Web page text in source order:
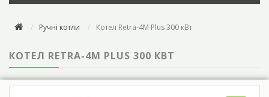
Ручні котли Котел Retra-4М Plus 300 кВт
КОТЕЛ RETRA-4М PLUS 300 КВТ